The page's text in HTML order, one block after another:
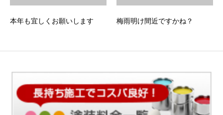
本年も宜しくお願いします 梅雨明け間近ですかね？